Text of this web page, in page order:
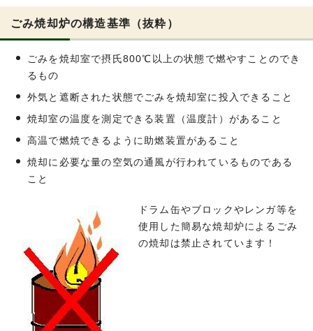
ごみ焼却炉の構造基準（抜粋）
ごみを焼却室で摂氏800℃以上の状態で燃やすことのでき
るもの
外気と遮断された状態でごみを焼却室に投入できること
焼却室の温度を測定できる装置（温度計）があること
高温で燃焼できるように助燃装置があること
焼却に必要な量の空気の通風が行われているものである
こと
ドラム缶やブロックやレンガ等を
使用した簡易な焼却炉によるごみ
の焼却は禁止されています！